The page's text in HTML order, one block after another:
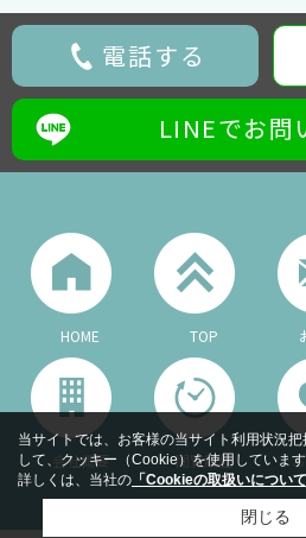
電話する
LINEでお問
HOME TOP
会社概要 閲覧履歴
当サイトでは、お客様の当サイト利用状況
して、クッキー（Cookie）を使用しています
詳しくは、当社の 「Cookieの取扱いについて
閉じる